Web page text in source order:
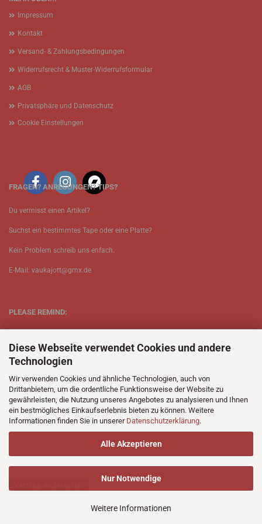
Diese Webseite verwendet Cookies und andere
Technologien
Wir verwenden Cookies und ähnliche Technologien, auch von
Drittanbietern, um die ordentliche Funktionsweise der Website zu
gewährleisten, die Nutzung unseres Angebotes zu analysieren und Ihnen
ein bestmögliches Einkaufserlebnis bieten zu können. Weitere
Informationen finden Sie in unserer Datenschutzerklärung.
Alle Akzeptieren
Nur Notwendige
Weitere Informationen
Impressum
Kontakt
Versand- & Zahlungsbedingungen
Widerrufsrecht & Muster-Widerrufsformular
AGB
Privatsphäre und Datenschutz
Cookie Einstellungen
FRAGEN? ANREGUNGEN? TIPS?
Du vermisst einen Artikel?
Suchst ein bestimmtes Tape oder eine Platte?
Kein Problem schreib uns enfach.
E-Mail: vaukajott@gmx.de
PLEASE REMIND:
Be patient when ordering.
Your records will be send asap.
No Discogs.
No Spotify.
No Bullshit.